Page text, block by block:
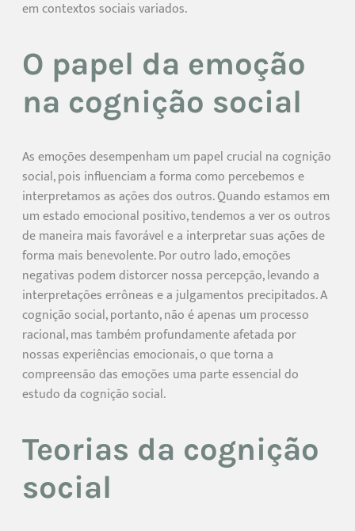
em contextos sociais variados.
O papel da emoção
na cognição social
As emoções desempenham um papel crucial na cognição
social, pois influenciam a forma como percebemos e
interpretamos as ações dos outros. Quando estamos em
um estado emocional positivo, tendemos a ver os outros
de maneira mais favorável e a interpretar suas ações de
forma mais benevolente. Por outro lado, emoções
negativas podem distorcer nossa percepção, levando a
interpretações errôneas e a julgamentos precipitados. A
cognição social, portanto, não é apenas um processo
racional, mas também profundamente afetada por
nossas experiências emocionais, o que torna a
compreensão das emoções uma parte essencial do
estudo da cognição social.
Teorias da cognição
social